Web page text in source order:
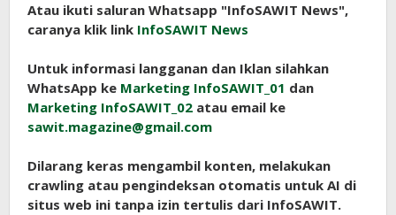
Atau ikuti saluran Whatsapp "InfoSAWIT News",
caranya klik link InfoSAWIT News
Untuk informasi langganan dan Iklan silahkan
WhatsApp ke Marketing InfoSAWIT_01 dan
Marketing InfoSAWIT_02 atau email ke
sawit.magazine@gmail.com
Dilarang keras mengambil konten, melakukan
crawling atau pengindeksan otomatis untuk AI di
situs web ini tanpa izin tertulis dari InfoSAWIT.